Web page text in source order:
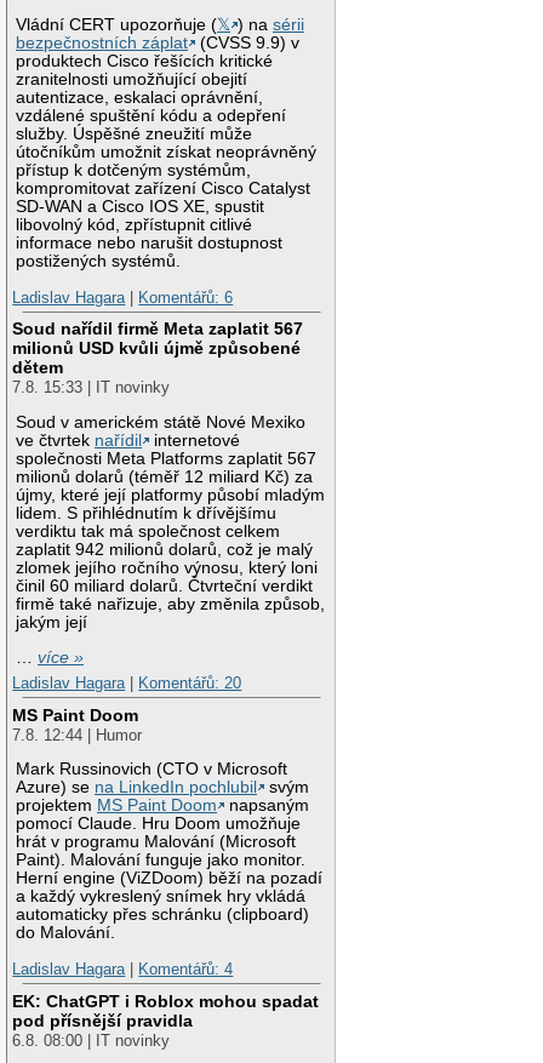
Vládní CERT upozorňuje (𝕏 ) nasérii
bezpečnostních záplat
(CVSS 9.9) v
produktech Cisco řešících kritické
zranitelnosti umožňující obejití
autentizace, eskalaci oprávnění,
vzdálené spuštění kódu a odepření
služby. Úspěšné zneužití může
útočníkům umožnit získat neoprávněný
přístup k dotčeným systémům,
kompromitovat zařízení Cisco Catalyst
SD-WAN a Cisco IOS XE, spustit
libovolný kód, zpřístupnit citlivé
informace nebo narušit dostupnost
postižených systémů.
Ladislav Hagara | Komentářů: 6
Soud nařídil firmě Meta zaplatit 567
milionů USD kvůli újmě způsobené
dětem
7.8. 15:33 | IT novinky
Soud v americkém státě Nové Mexiko
ve čtvrtek nařídil
internetové
společnosti Meta Platforms zaplatit 567
milionů dolarů (téměř 12 miliard Kč) za
újmy, které její platformy působí mladým
lidem. S přihlédnutím k dřívějšímu
verdiktu tak má společnost celkem
zaplatit 942 milionů dolarů, což je malý
zlomek jejího ročního výnosu, který loni
činil 60 miliard dolarů. Čtvrteční verdikt
firmě také nařizuje, aby změnila způsob,
jakým její
…více »
Ladislav Hagara| Komentářů: 20
MS Paint Doom
7.8. 12:44 | Humor
Mark Russinovich (CTO v Microsoft
Azure) se na LinkedIn pochlubil
svým
projektem MS Paint Doom
napsaným
pomocí Claude. Hru Doom umožňuje
hrát v programu Malování (Microsoft
Paint). Malování funguje jako monitor.
Herní engine (ViZDoom) běží na pozadí
a každý vykreslený snímek hry vkládá
automaticky přes schránku (clipboard)
do Malování.
Ladislav Hagara| Komentářů: 4
EK: ChatGPT i Roblox mohou spadat
pod přísnější pravidla
6.8. 08:00 | IT novinky